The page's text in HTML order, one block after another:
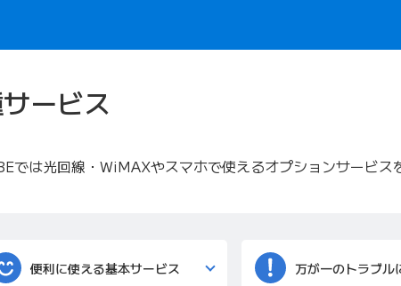
ービス
では光回線・WiMAXやスマホで使えるオプションサービス
便利に使える基本サービス 万が一のトラブル